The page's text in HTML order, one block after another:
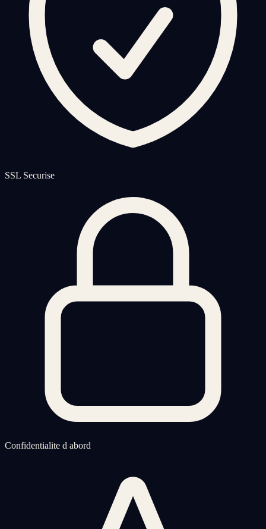
SSL Securise
Confidentialite d abord